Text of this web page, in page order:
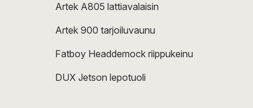
Artek A805 lattiavalaisin
Artek 900 tarjoiluvaunu
Fatboy Headdemock riippukeinu
DUX Jetson lepotuoli